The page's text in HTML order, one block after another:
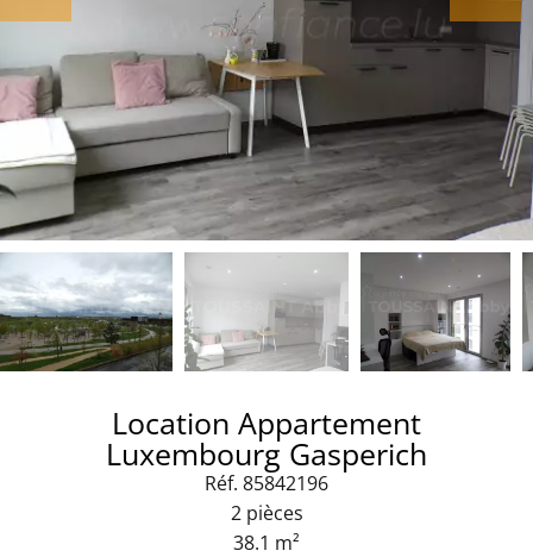
Location Appartement
Luxembourg Gasperich
Réf. 85842196
2 pièces
38.1 m²